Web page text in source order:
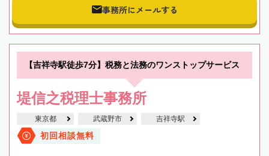
事務所にメールする
【吉祥寺駅徒歩7分】税務と法務のワンストップサービス
堤信之税理士事務所
東京都 武蔵野市 吉祥寺駅
初回相談無料